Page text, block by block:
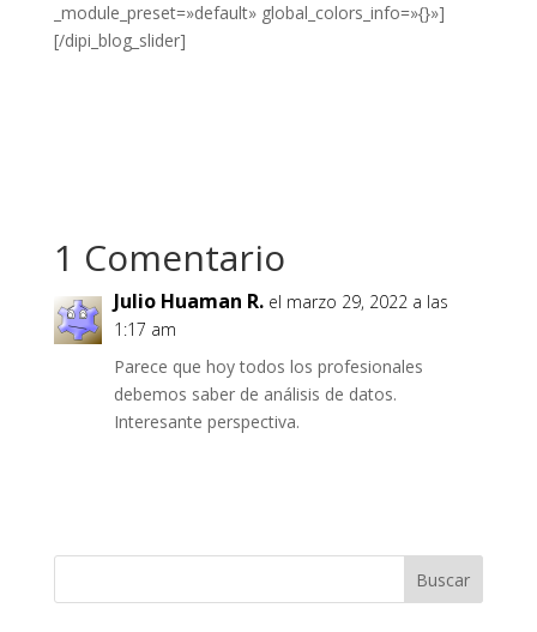
_module_preset=»default» global_colors_info=»{}»]
[/dipi_blog_slider]
1 Comentario
Julio Huaman R. el marzo 29, 2022 a las
1:17 am
Parece que hoy todos los profesionales
debemos saber de análisis de datos.
Interesante perspectiva.